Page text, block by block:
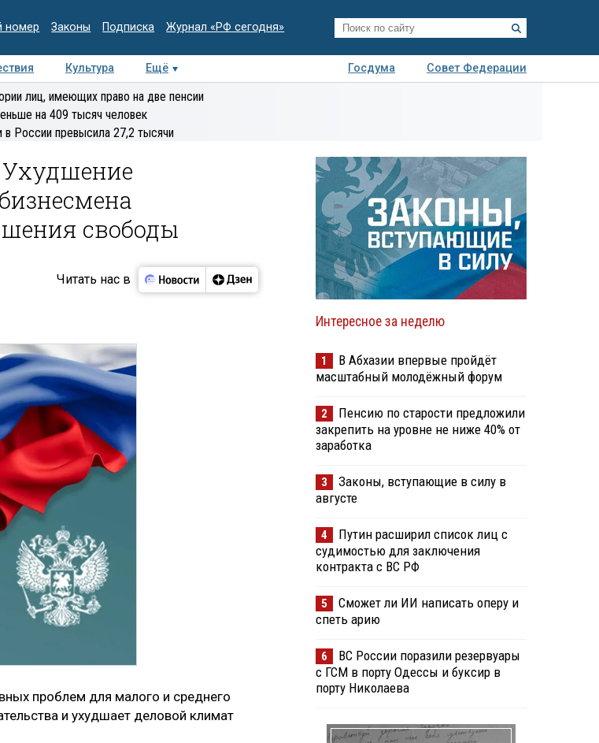
номер Законы Подписка Журнал «РФ сегодня»
Культура Ещё Госдума
Совет Федерации
Интервью Колумнисты
Деловая
лиц, имеющих право на две пенсии
на 409 тысяч человек
России превысила 27,2 тысячи
свободы
Читать нас в
проблем для малого и среднего
и ухудшает деловой климат
Интересное за неделю
1
В Абхазии впервые пройдёт
масштабный молодёжный форум
2
Пенсию по старости предложили
закрепить на уровне не ниже 40% от
заработка
3
Законы, вступающие в силу в
августе
4
Путин расширил список лиц с
судимостью для заключения
контракта с ВС РФ
5
Сможет ли ИИ написать оперу и
спеть арию
6
ВС России поразили резервуары
с ГСМ в порту Одессы и буксир в
порту Николаева